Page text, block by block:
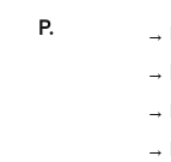
P. →
→
→
→